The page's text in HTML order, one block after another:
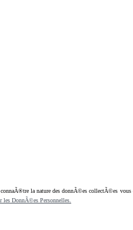
la nature des donnÃ©es collectÃ©es vous
les DonnÃ©es Personnelles.